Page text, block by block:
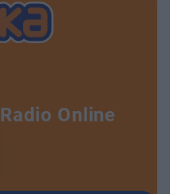
Radio Online